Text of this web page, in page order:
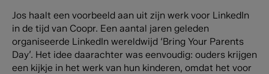
Jos haalt een voorbeeld aan uit zijn werk voor LinkedIn
in de tijd van Coopr. Een aantal jaren geleden
organiseerde LinkedIn wereldwijd ‘Bring Your Parents
Day’. Het idee daarachter was eenvoudig: ouders krijgen
een kijkje in het werk van hun kinderen, omdat het voor